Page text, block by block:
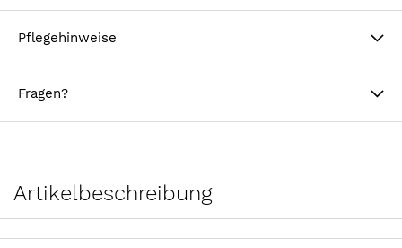
Pflegehinweise
Fragen?
Artikelbeschreibung